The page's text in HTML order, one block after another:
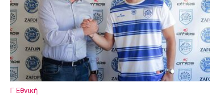
«Η Λέφσκι Σόφιας απέρριψε πρόταση του
Ολυμπιακού για τον Ακράμ Μπουράς»
07:40
Europa League
Μπιανκόν: «Ο Κωνσταντέλιας έχει τόση
ποιότητα - Η καρδιά μου παραμένει
ερυθρόλευκη»
07:30
Γ Εθνική